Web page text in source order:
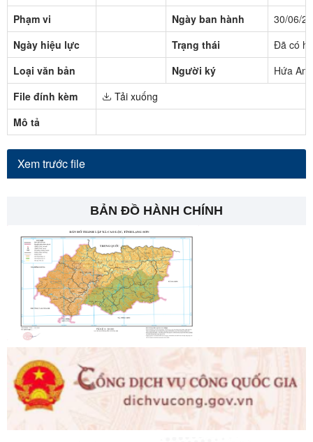
Phạm vi
Ngày ban hành
30/06/
Ngày hiệu lực
Trạng thái
Đã có
Loại văn bản
Người ký
Hứa
File đính kèm
Tải xuống
Mô tả
Xem trước file
BẢN ĐỒ HÀNH CHÍNH